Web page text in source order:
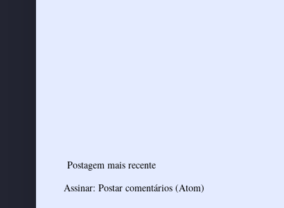
Postagem mais recente
Assinar: Postar comentários (Atom)